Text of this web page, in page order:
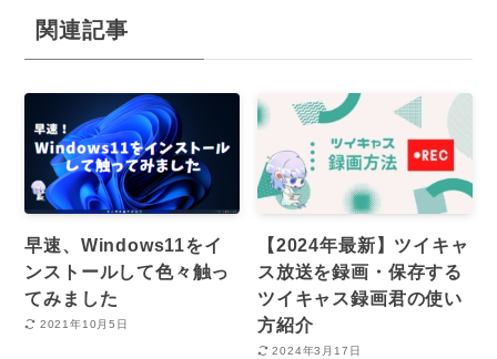
関連記事
早速、Windows11をイ
ンストールして色々触っ
てみました
2021年10月5日
【2024年最新】ツイキャ
ス放送を録画・保存する
ツイキャス録画君の使い
方紹介
2024年3月17日